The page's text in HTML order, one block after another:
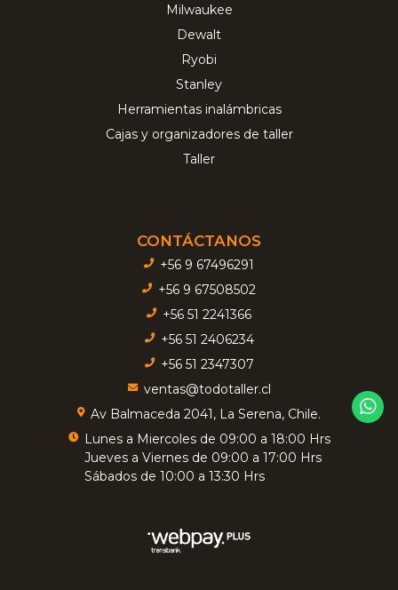
Milwaukee
Dewalt
Ryobi
Stanley
Herramientas inalámbricas
Cajas y organizadores de taller
Taller
CONTÁCTANOS
+56 9 67496291
+56 9 67508502
+56 51 2241366
+56 51 2406234
+56 51 2347307
ventas@todotaller.cl
Av Balmaceda 2041, La Serena, Chile.
Lunes a Miercoles de 09:00 a 18:00 Hrs
Jueves a Viernes de 09:00 a 17:00 Hrs
Sábados de 10:00 a 13:30 Hrs